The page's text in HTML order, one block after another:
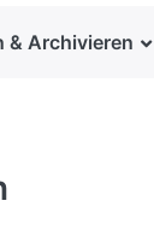
& Archivieren